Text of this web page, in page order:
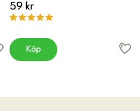
59 kr
Köp